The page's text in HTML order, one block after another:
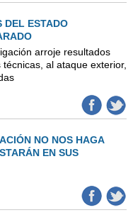
DEL ESTADO
arroje resultados
al ataque exterior,
NO NOS HAGA
EN SUS